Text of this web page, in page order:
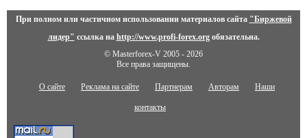
При полном или частичном использовании материалов сайта "Биржевой
лидер" ссылка на http://www.profi-forex.orgобязательна.
© Masterforex-V 2005 - 2026
Все права защищены.
О сайте Реклама на сайте Партнерам Авторам Наши
контакты